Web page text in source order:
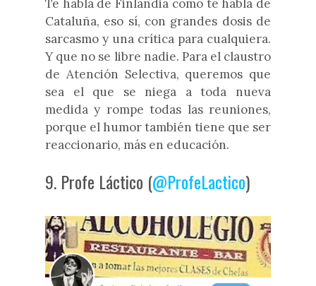
Te habla de Finlandia como te habla de
Cataluña, eso sí, con grandes dosis de
sarcasmo y una crítica para cualquiera.
Y que no se libre nadie. Para el claustro
de Atención Selectiva, queremos que
sea el que se niega a toda nueva
medida y rompe todas las reuniones,
porque el humor también tiene que ser
reaccionario, más en educación.
9. Profe Láctico (@ProfeLactico)